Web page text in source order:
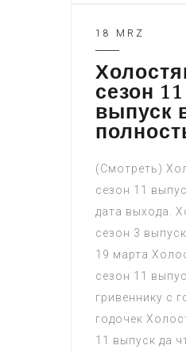
18 MRZ
сезон 11
выпуск
(Смотреть)
сезон 11
дата выхода.
сезон 3
19 марта
сезон 11
гривеннику с
годочек
11 выпуск да